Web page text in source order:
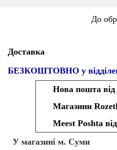
До
Доставка
БЕЗКОШТОВНО у
Нова пошта від
Магазини
Meest Poshta
У магазині м. Суми